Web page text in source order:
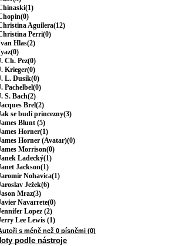
Aguilera(12)
Perri(0)
Hlas(2)
Ch. Pez(0)
Krieger(0)
L. Dusík(0)
Pachelbel(0)
S. Bach(2)
Brel(2)
se budí princezny(3)
Blunt (5)
Horner(1)
Horner (Avatar)(0)
Morrison(0)
Ladecký(1)
Jackson(1)
Nohavica(1)
Ježek(6)
Mraz(3)
Navarrete(0)
Lopez (2)
Lee Lewis (1)
s méně než 0 písněmi (0)
podle nástroje